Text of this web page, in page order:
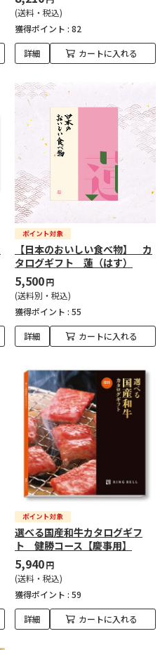
(送料・税込)
獲得ポイント : 82
詳細 カートに入れる
【日本のおいしい食べ物】 カ
タログギフト 蓮（はす）
5,500円
(送料別・税込)
獲得ポイント : 55
詳細 カートに入れる
選べる国産和牛カタログギフ
ト 健勝コース【慶事用】
5,940円
(送料・税込)
獲得ポイント : 59
詳細 カートに入れる